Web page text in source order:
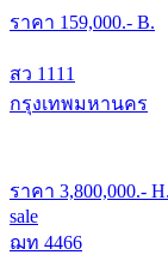
ราคา 159,000.- B.
สว 1111
กรุงเทพมหานคร
ราคา 3,800,000.- H.
sale
ฌท 4466